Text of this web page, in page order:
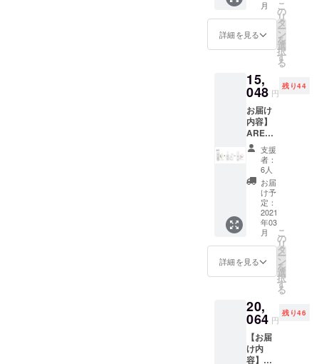
やかな
肌に
とって
大切な3
つの要
きか
け、肌
をいき
いきと
明るく
整え、
深いう
るおい
と健康
的な輝
きをも
たらし
ます。
まるで
魔法の
ような
アイテ
な汚れ
のみを
落と
す。奇
EGF、
FGFが
お肌を
保湿
し、守
る、こ
の二つ
の機能
で男性
が本来
必要と
してい
る健康
的なベ
ルベッ
ンの肌
に導き
肌に輝
きを も
たらす
Toner
男性の
乾燥肌
あふれ
なクッ
ション
ロのよ
うにお
肌を包
み余分
な汚れ
のみを
吸着し
落と
す。奇
跡の成
EGF、
FGFが
お肌を
保湿
る、こ
の二つ
が本来
必要と
してい
る健康
的なベ
出来た
のが
ARES4
ンジン
グは、
スキン
ケアに
欠かせ
ない大
切な基
本ス
テップ
と我々
は考え
ます。
高級感
あふれ
なクッ
ション
ロのよ
うにお
肌を包
み余分
な汚れ
に、肌
へのな
じみや
備え
た、肌
に輝き
をもた
らす
Toner。
フレッ
シュで
みずみ
ずしい
テクス
チャー
であり
なが
ら、角
質層の
すみず
させる
だけで
なく、
美容液
のよう
分） ●
早割プ
ラン ＜
50名様
限定＞
ー
（20%
OFF）
定価
16,500
円
（オー
ルイン
ワンエ
マル
ジョン
100ml
モノの
肌を 持
続する
潤い
Ｆ，Ｆ
ＧＦを
配合。
男性は
仕事、
月
詳細を見る
こ
の
リ
タ
ー
ン
を
選
択
す
る
15,
048 円
残り44
お届け
内容】
ARES4
5化粧水
トナー
2+乳液
エマル
ジョン
2+洗顔
フォー
ム2セッ
ト（約2
か月
分） ●
早割プ
ラン ＜
限定＞
\15,048
－
（10%
OFF）
定価
支援
者：
6人
お届
け予
定：
2021
年03
月
詳細を見る
こ
の
リ
タ
ー
ン
を
選
択
す
る
20,
064 円
残り46
【お届
け内
容】